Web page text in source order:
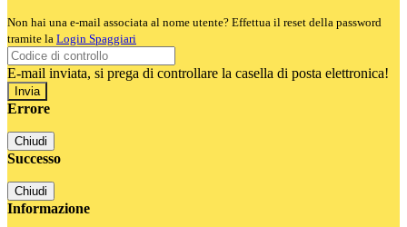
Non hai una e-mail associata al nome utente? Effettua il reset della password
tramite la Login Spaggiari
E-mail inviata, si prega di controllare la casella di posta elettronica!
Errore
Chiudi
Successo
Chiudi
Informazione